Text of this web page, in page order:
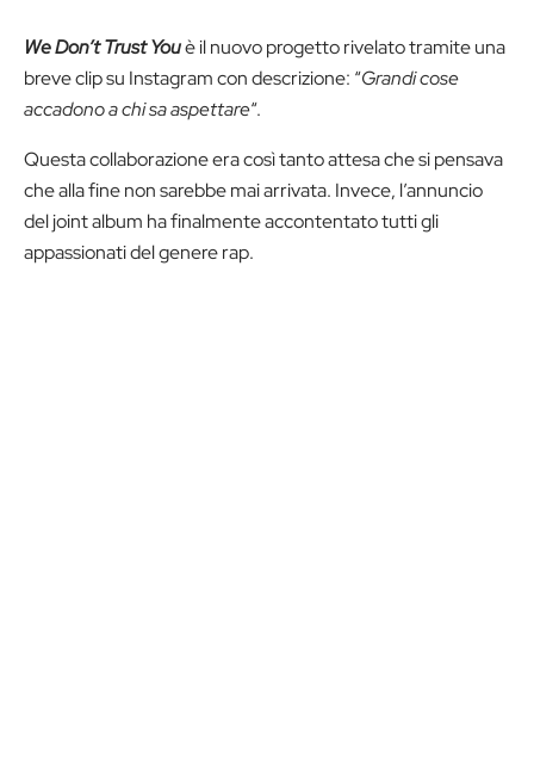
We Don’t Trust Youè il nuovo progetto rivelato tramite una
breve clip su Instagram con descrizione: “Grandi cose
accadono a chi sa aspettare“.
Questa collaborazione era così tanto attesa che si pensava
che alla fine non sarebbe mai arrivata. Invece, l’annuncio
del joint album ha finalmente accontentato tutti gli
appassionati del genere rap.